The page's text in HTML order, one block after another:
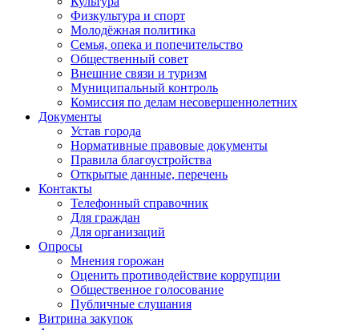
Физкультура и спорт
Молодёжная политика
Семья, опека и попечительство
Общественный совет
Внешние связи и туризм
Муниципальный контроль
Комиссия по делам несовершеннолетних
Документы
Устав города
Нормативные правовые документы
Правила благоустройства
Открытые данные, перечень
Контакты
Телефонный справочник
Для граждан
Для организаций
Опросы
Мнения горожан
Оценить противодействие коррупции
Общественное голосование
Публичные слушания
Витрина закупок